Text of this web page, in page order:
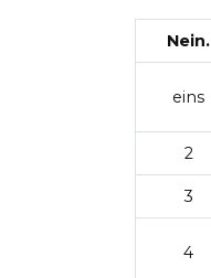
Nein.
eins
2
3
4